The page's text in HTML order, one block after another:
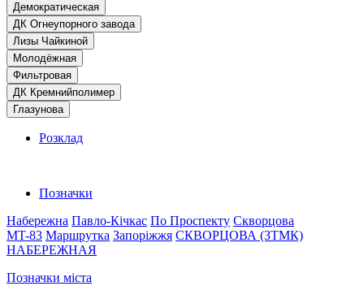
Демократическая
ДК Огнеупорного завода
Лизы Чайкиной
Молодёжная
Фильтровая
ДК Кремнийполимер
Глазунова
Розклад
Позначки
Набережна Павло-Кічкас По Проспекту Скворцова
MT-83 Маршрутка Запоріжжя СКВОРЦОВА (ЗТМК)
НАБЕРЕЖНАЯ
Позначки міста